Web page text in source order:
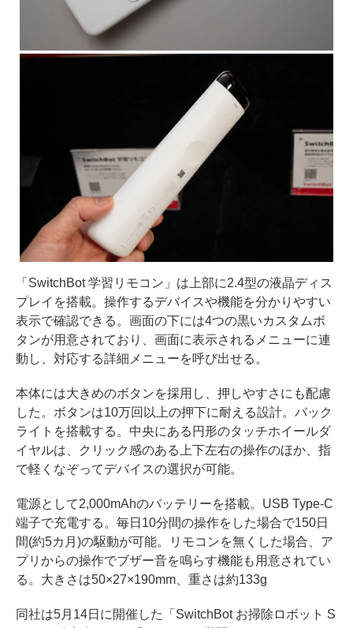
「SwitchBot 学習リモコン」は上部に2.4型の液晶ディス
プレイを搭載。操作するデバイスや機能を分かりやすい
表示で確認できる。画面の下には4つの黒いカスタムボ
タンが用意されており、画面に表示されるメニューに連
動し、対応する詳細メニューを呼び出せる。
本体には大きめのボタンを採用し、押しやすさにも配慮
した。ボタンは10万回以上の押下に耐える設計。バック
ライトを搭載する。中央にある円形のタッチホイールダ
イヤルは、クリック感のある上下左右の操作のほか、指
で軽くなぞってデバイスの選択が可能。
電源として2,000mAhのバッテリーを搭載。USB Type-C
端子で充電する。毎日10分間の操作をした場合で150日
間(約5カ月)の駆動が可能。リモコンを無くした場合、ア
プリからの操作でブザー音を鳴らす機能も用意されてい
る。大きさは50×27×190mm、重さは約133g
同社は5月14日に開催した「SwitchBot お掃除ロボット S